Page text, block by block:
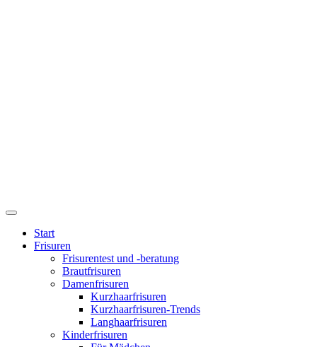
Start
Frisuren
Frisurentest und -beratung
Brautfrisuren
Damenfrisuren
Kurzhaarfrisuren
Kurzhaarfrisuren-Trends
Langhaarfrisuren
Kinderfrisuren